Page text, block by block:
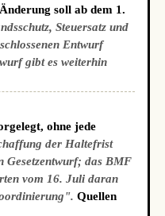
soll ab dem 1.
Steuersatz und
Entwurf
gibt es weiterhin
ohne jede
der Haltefrist
Gesetzentwurf; das BMF
vom 16. Juli daran
Quellen